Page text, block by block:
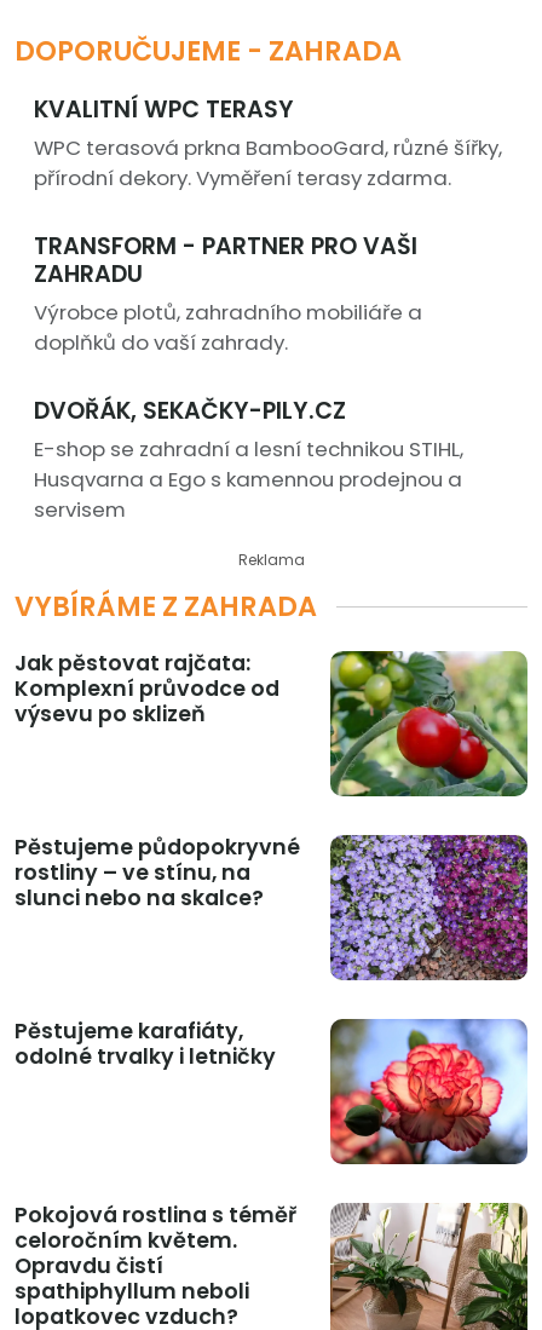
DOPORUČUJEME - ZAHRADA
KVALITNÍ WPC TERASY
WPC terasová prkna BambooGard, různé šířky,
přírodní dekory. Vyměření terasy zdarma.
TRANSFORM - PARTNER PRO VAŠI
ZAHRADU
Výrobce plotů, zahradního mobiliáře a
doplňků do vaší zahrady.
DVOŘÁK, SEKAČKY-PILY.CZ
E-shop se zahradní a lesní technikou STIHL,
Husqvarna a Ego s kamennou prodejnou a
servisem
Reklama
VYBÍRÁME Z ZAHRADA
Jak pěstovat rajčata:
Komplexní průvodce od
výsevu po sklizeň
Pěstujeme půdopokryvné
rostliny – ve stínu, na
slunci nebo na skalce?
Pěstujeme karafiáty,
odolné trvalky i letničky
Pokojová rostlina s téměř
celoročním květem.
Opravdu čistí
spathiphyllum neboli
lopatkovec vzduch?